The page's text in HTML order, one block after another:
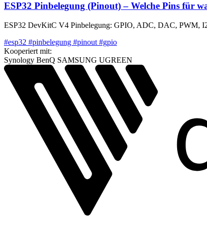
ESP32 Pinbelegung (Pinout) – Welche Pins für
ESP32 DevKitC V4 Pinbelegung: GPIO, ADC, DAC, PWM,
#esp32 #pinbelegung #pinout #gpio
Kooperiert mit:
Synology BenQ SAMSUNG UGREEN